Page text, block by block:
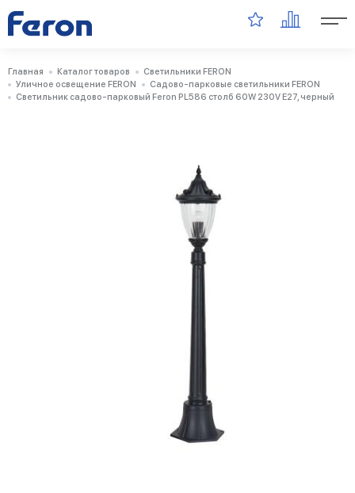
Главная Каталог товаров
Светильники FERON
Уличное освещение FERON
Садово-парковые светильники FERON
Светильник садово-парковый Feron PL586 столб 60W 230V E27, черный